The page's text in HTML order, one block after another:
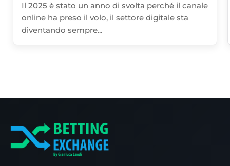
Il 2025 è stato un anno di svolta perché il canale
online ha preso il volo, il settore digitale sta
diventando sempre...